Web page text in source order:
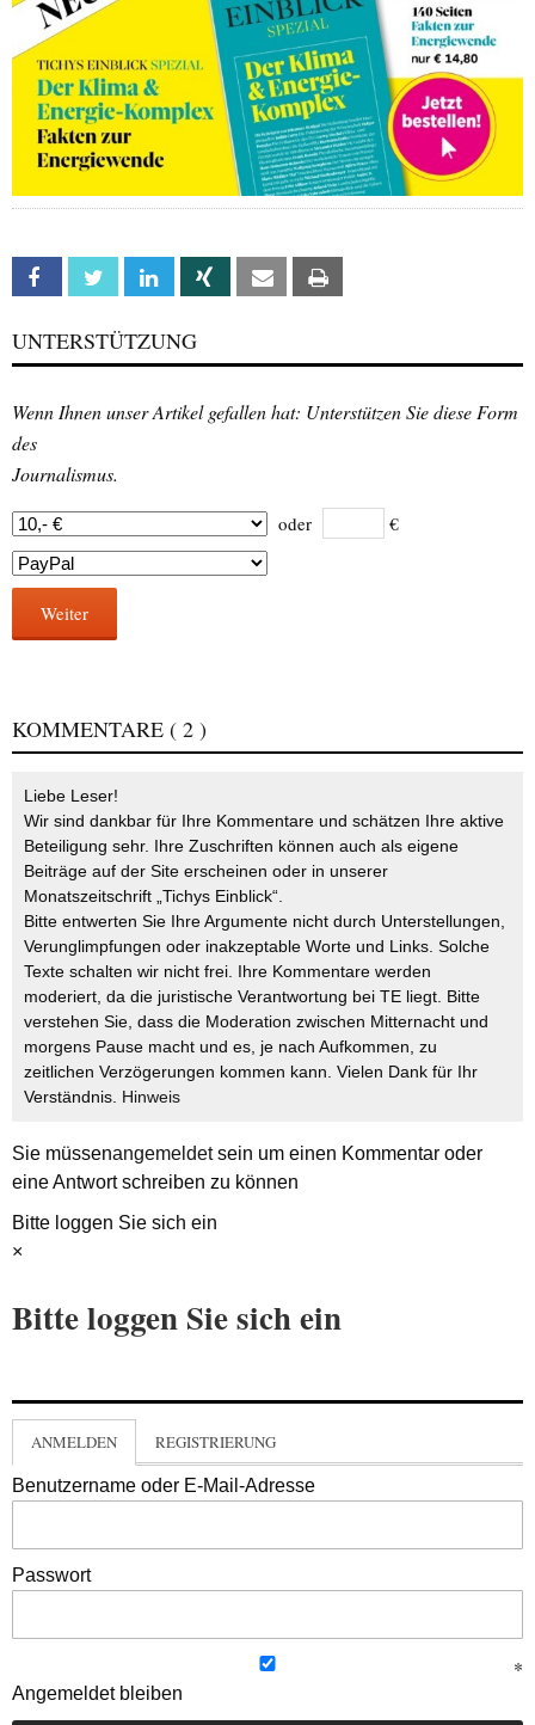
Facebook Twitter Linkedin Xing Email
UNTERSTÜTZUNG
Wenn Ihnen unser Artikel gefallen hat: Unterstützen Sie diese Form
des
Journalismus.
oder €
Weiter
KOMMENTARE ( 2 )
Liebe Leser!
Wir sind dankbar für Ihre Kommentare und schätzen Ihre aktive
Beteiligung sehr. Ihre Zuschriften können auch als eigene
Beiträge auf der Site erscheinen oder in unserer
Monatszeitschrift „Tichys Einblick“.
Bitte entwerten Sie Ihre Argumente nicht durch Unterstellungen,
Verunglimpfungen oder inakzeptable Worte und Links. Solche
Texte schalten wir nicht frei. Ihre Kommentare werden
moderiert, da die juristische Verantwortung bei TE liegt. Bitte
verstehen Sie, dass die Moderation zwischen Mitternacht und
morgens Pause macht und es, je nach Aufkommen, zu
zeitlichen Verzögerungen kommen kann. Vielen Dank für Ihr
Verständnis. Hinweis
Sie müssenangemeldetsein um einen Kommentar oder
eine Antwort schreiben zu können
Bitte loggen Sie sich ein
×
Bitte loggen Sie sich ein
ANMELDEN REGISTRIERUNG
Benutzername oder E-Mail-Adresse
Passwort
Angemeldet bleiben